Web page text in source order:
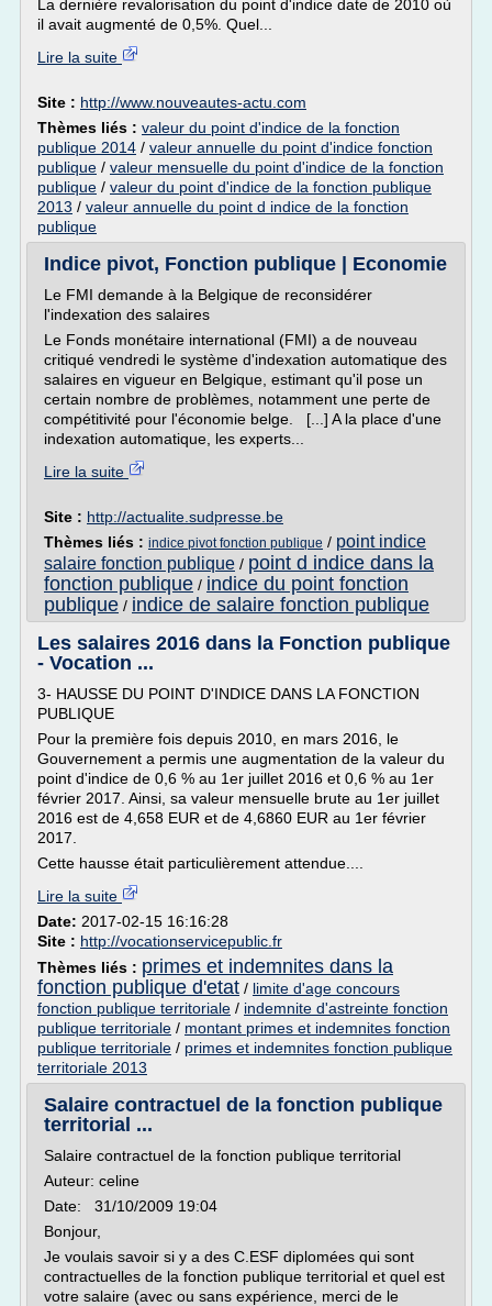
La dernière revalorisation du point d'indice date de 2010 où
il avait augmenté de 0,5%. Quel...
Lire la suite
Site : http://www.nouveautes-actu.com
Thèmes liés : valeur du point d'indice de la fonction
publique 2014 / valeur annuelle du point d'indice fonction
publique / valeur mensuelle du point d'indice de la fonction
publique / valeur du point d'indice de la fonction publique
2013 / valeur annuelle du point d indice de la fonction
publique
Indice pivot, Fonction publique | Economie
Le FMI demande à la Belgique de reconsidérer
l'indexation des salaires
Le Fonds monétaire international (FMI) a de nouveau
critiqué vendredi le système d'indexation automatique des
salaires en vigueur en Belgique, estimant qu'il pose un
certain nombre de problèmes, notamment une perte de
compétitivité pour l'économie belge. [...] A la place d'une
indexation automatique, les experts...
Lire la suite
Site : http://actualite.sudpresse.be
Thèmes liés : indice pivot fonction publique / point indice
salaire fonction publique / point d indice dans la
fonction publique / indice du point fonction
publique / indice de salaire fonction publique
Les salaires 2016 dans la Fonction publique
- Vocation ...
3- HAUSSE DU POINT D'INDICE DANS LA FONCTION
PUBLIQUE
Pour la première fois depuis 2010, en mars 2016, le
Gouvernement a permis une augmentation de la valeur du
point d'indice de 0,6 % au 1er juillet 2016 et 0,6 % au 1er
février 2017. Ainsi, sa valeur mensuelle brute au 1er juillet
2016 est de 4,658 EUR et de 4,6860 EUR au 1er février
2017.
Cette hausse était particulièrement attendue....
Lire la suite
Date: 2017-02-15 16:16:28
Site : http://vocationservicepublic.fr
Thèmes liés : primes et indemnites dans la
fonction publique d'etat / limite d'age concours
fonction publique territoriale / indemnite d'astreinte fonction
publique territoriale / montant primes et indemnites fonction
publique territoriale / primes et indemnites fonction publique
territoriale 2013
Salaire contractuel de la fonction publique
territorial ...
Salaire contractuel de la fonction publique territorial
Auteur: celine
Date: 31/10/2009 19:04
Bonjour,
Je voulais savoir si y a des C.ESF diplomées qui sont
contractuelles de la fonction publique territorial et quel est
votre salaire (avec ou sans expérience, merci de le